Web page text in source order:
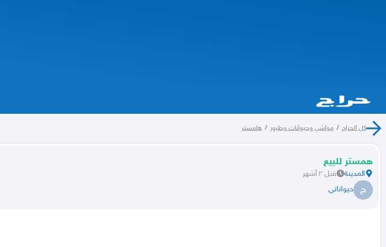
كل الحراج / مواشي وحيوانات وطيور / هامستر
همستر للبيع
المدينة قبل ٣ أشهر
ح حيواناتي